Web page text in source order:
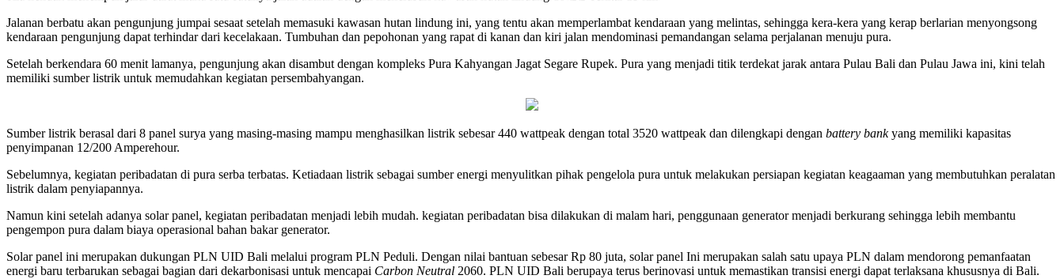
Jalanan berbatu akan pengunjung jumpai sesaat setelah memasuki kawasan hutan lindung ini, yang tentu akan memperlambat kendaraan yang melintas, sehingga kera-kera yang kerap berlarian menyongsong
kendaraan pengunjung dapat terhindar dari kecelakaan. Tumbuhan dan pepohonan yang rapat di kanan dan kiri jalan mendominasi pemandangan selama perjalanan menuju pura.
Setelah berkendara 60 menit lamanya, pengunjung akan disambut dengan kompleks Pura Kahyangan Jagat Segare Rupek. Pura yang menjadi titik terdekat jarak antara Pulau Bali dan Pulau Jawa ini, kini telah
memiliki sumber listrik untuk memudahkan kegiatan persembahyangan.
Sumber listrik berasal dari 8 panel surya yang masing-masing mampu menghasilkan listrik sebesar 440 wattpeak dengan total 3520 wattpeak dan dilengkapi dengan battery bankyang memiliki kapasitas
penyimpanan 12/200 Amperehour.
Sebelumnya, kegiatan peribadatan di pura serba terbatas. Ketiadaan listrik sebagai sumber energi menyulitkan pihak pengelola pura untuk melakukan persiapan kegiatan keagaaman yang membutuhkan peralatan
listrik dalam penyiapannya.
Namun kini setelah adanya solar panel, kegiatan peribadatan menjadi lebih mudah. kegiatan peribadatan bisa dilakukan di malam hari, penggunaan generator menjadi berkurang sehingga lebih membantu
pengempon pura dalam biaya operasional bahan bakar generator.
Solar panel ini merupakan dukungan PLN UID Bali melalui program PLN Peduli. Dengan nilai bantuan sebesar Rp 80 juta, solar panel Ini merupakan salah satu upaya PLN dalam mendorong pemanfaatan
energi baru terbarukan sebagai bagian dari dekarbonisasi untuk mencapai Carbon Neutral 2060. PLN UID Bali berupaya terus berinovasi untuk memastikan transisi energi dapat terlaksana khususnya di Bali.